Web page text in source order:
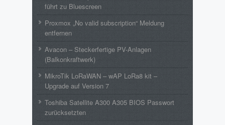
führt zu Bluescreen
Proxmox „No valid subscription“ Meldung
entfernen
Avacon – Steckerfertige PV-Anlagen
(Balkonkraftwerk)
MikroTik LoRaWAN – wAP LoRa8 kit –
Upgrade auf Version 7
Toshiba Satellite A300 A305 BIOS Passwort
zurücksetzten